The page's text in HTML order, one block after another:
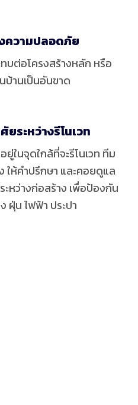
ความปลอดภัย
ทบต่อโครงสร้างหลัก หรือ
บ้านเป็นอันขาด
ระหว่างรีโนเวท
ในจุดใกล้ที่จะรีโนเวท ทีม
ให้คำปรึกษา และคอยดูแล
หว่างก่อสร้าง เพื่อป้องกัน
ฝุ่น ไฟฟ้า ประปา